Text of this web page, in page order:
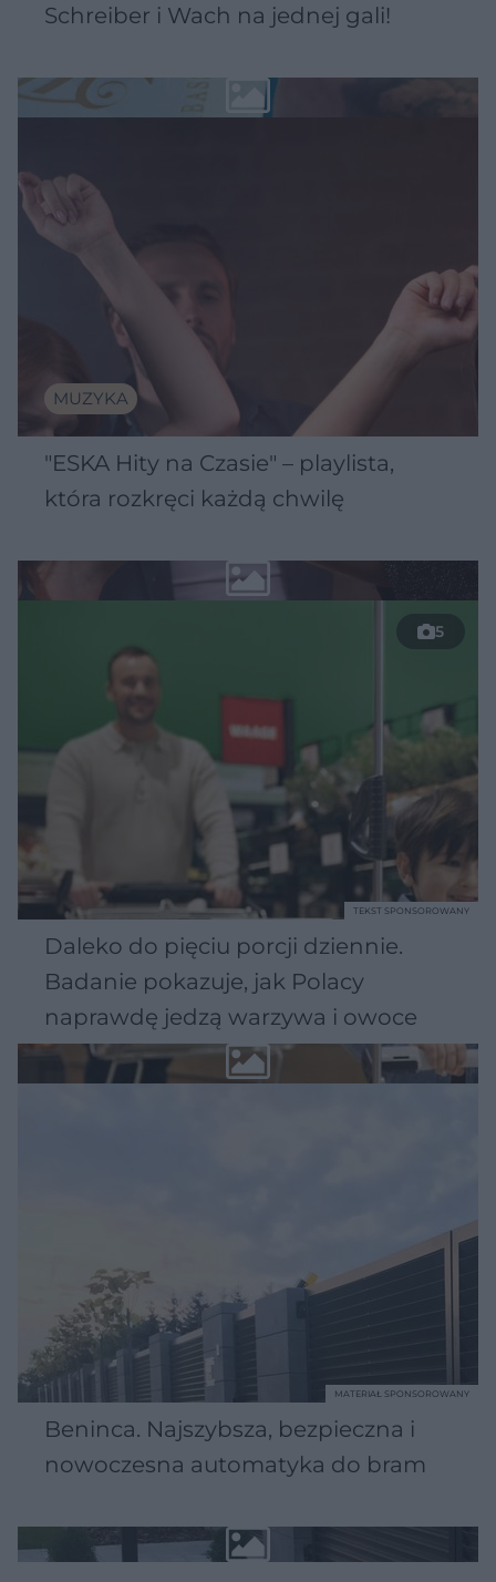
Schreiber i Wach na jednej gali!
MUZYKA
"ESKA Hity na Czasie" – playlista,
która rozkręci każdą chwilę
5
Daleko do pięciu porcji dziennie.
Badanie pokazuje, jak Polacy
naprawdę jedzą warzywa i owoce
TEKST SPONSOROWANY
Beninca. Najszybsza, bezpieczna i
nowoczesna automatyka do bram
MATERIAŁ SPONSOROWANY